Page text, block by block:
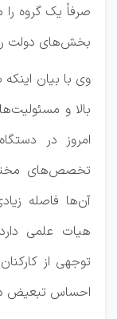
صرفاً یک گروه
بخش‌های دولت
وی با بیان
بالا و
امروز در
تخصص‌های
آن‌ها فاصله
هیات علمی
توجهی از
احساس تبعیض